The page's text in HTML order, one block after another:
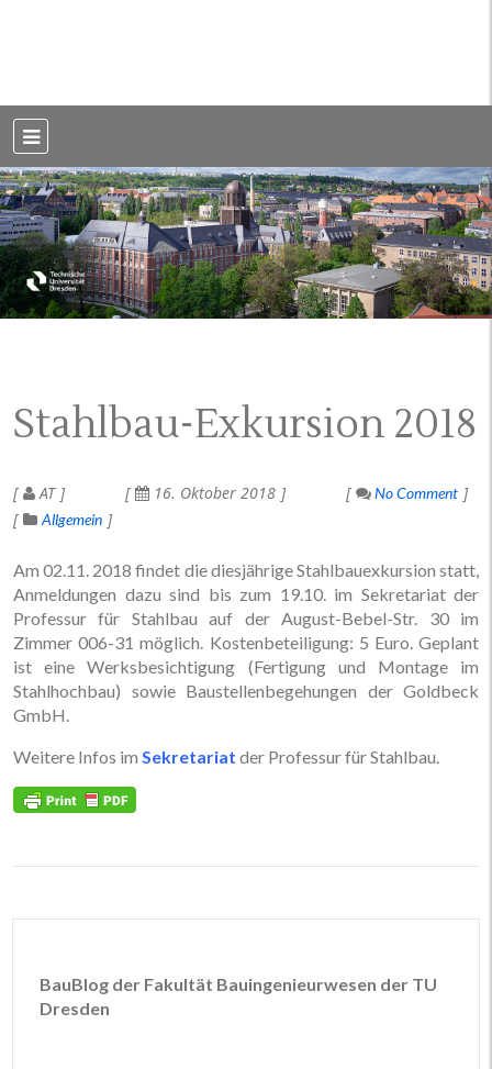
Dresden
Stahlbau-Exkursion 2018
AT 16. Oktober 2018
No Comment
Allgemein
Am 02.11. 2018 findet die diesjährige Stahlbauexkursion statt,
Anmeldungen dazu sind bis zum 19.10. im Sekretariat der
Professur für Stahlbau auf der August-Bebel-Str. 30 im
Zimmer 006-31 möglich. Kostenbeteiligung: 5 Euro. Geplant
ist eine Werksbesichtigung (Fertigung und Montage im
Stahlhochbau) sowie Baustellenbegehungen der Goldbeck
GmbH.
Weitere Infos im Sekretariat der Professur für Stahlbau.
BauBlog der Fakultät Bauingenieurwesen der TU
Dresden